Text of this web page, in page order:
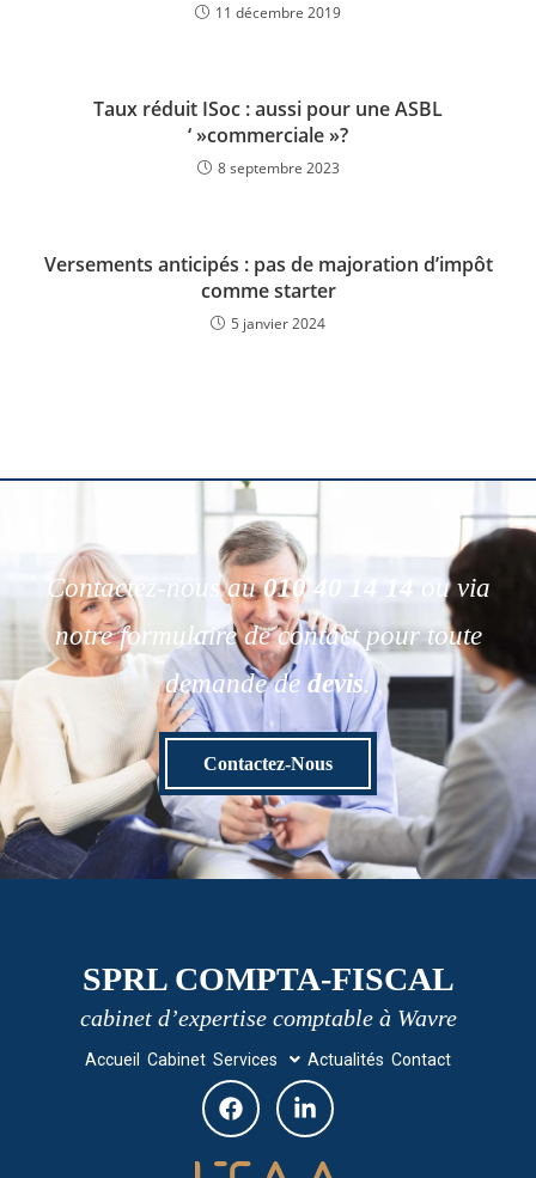
11 décembre 2019
Taux réduit ISoc : aussi pour une ASBL
‘ »commerciale »?
8 septembre 2023
Versements anticipés : pas de majoration d’impôt
comme starter
5 janvier 2024
Contactez-nous au010 40 14 14
ou via
notre formulaire de contact pour toute
demande de devis.
Contactez-Nous
SPRL COMPTA-FISCAL
cabinet d’expertise comptable à Wavre
Accueil Cabinet Services Actualités Contact